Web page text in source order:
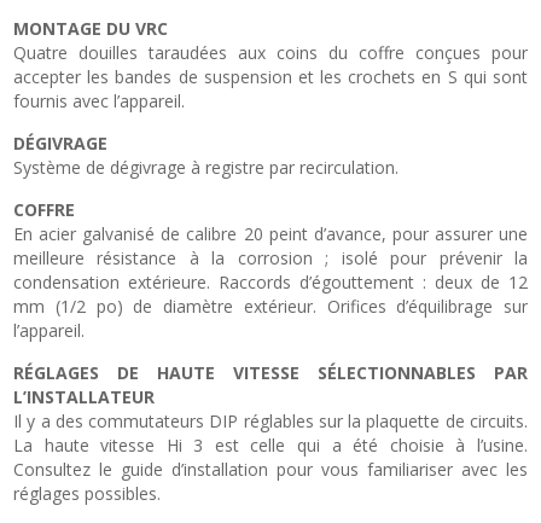
MONTAGE DU VRC
Quatre douilles taraudées aux coins du coffre conçues pour
accepter les bandes de suspension et les crochets en S qui sont
fournis avec l’appareil.
DÉGIVRAGE
Système de dégivrage à registre par recirculation.
COFFRE
En acier galvanisé de calibre 20 peint d’avance, pour assurer une
meilleure résistance à la corrosion ; isolé pour prévenir la
condensation extérieure. Raccords d’égouttement : deux de 12
mm (1/2 po) de diamètre extérieur. Orifices d’équilibrage sur
l’appareil.
RÉGLAGES DE HAUTE VITESSE SÉLECTIONNABLES PAR
L’INSTALLATEUR
Il y a des commutateurs DIP réglables sur la plaquette de circuits.
La haute vitesse Hi 3 est celle qui a été choisie à l’usine.
Consultez le guide d’installation pour vous familiariser avec les
réglages possibles.